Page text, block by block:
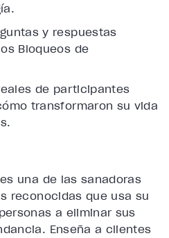
y respuestas
Bloqueos de
de participantes
transformaron su vida
una de las sanadoras
reconocidas que usa su
a eliminar sus
Enseña a clientes